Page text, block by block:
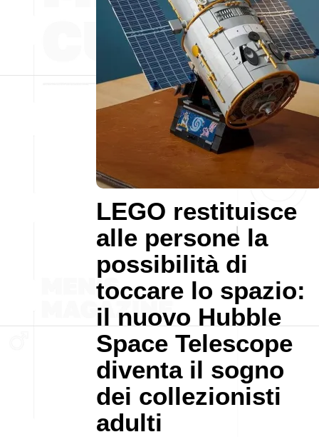
LEGO restituisce
alle persone la
possibilità di
toccare lo spazio:
il nuovo Hubble
Space Telescope
diventa il sogno
dei collezionisti
adulti